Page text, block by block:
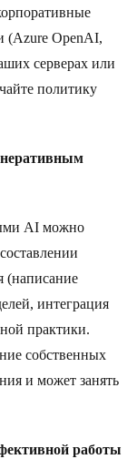
(Azure OpenAI,
серверах или
политику
AI можно
(написание
интеграция
практики.
собственных
и может занять
работы